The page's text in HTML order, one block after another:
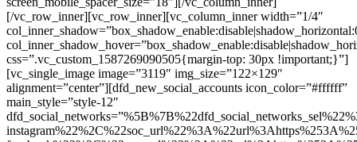
[/vc_row_inner][vc_row_inner][vc_column_inner width=”1/4″
css=”.vc_custom_1587269090505{margin-top: 30px !important;}”]
[vc_single_image image=”3119″ img_size=”122×129″
alignment=”center”][dfd_new_social_accounts icon_color=”#ffffff”
main_style=”style-12″